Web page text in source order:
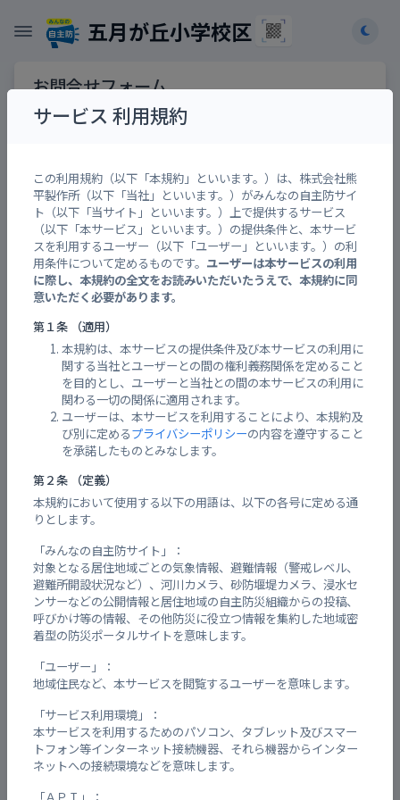
五月が丘小学校区
サービス 利用規約
この利用規約（以下「本規約」といいます。）は、株式会社熊
平製作所（以下「当社」といいます。）がみんなの自主防サイ
ト（以下「当サイト」といいます。）上で提供するサービス
（以下「本サービス」といいます。）の提供条件と、本サービ
スを利用するユーザー（以下「ユーザー」といいます。）の利
用条件について定めるものです。 ユーザーは本サービスの利用
に際し、本規約の全文をお読みいただいたうえで、本規約に同
意いただく必要があります。
第１条 （適用）
本規約は、本サービスの提供条件及び本サービスの利用に
関する当社とユーザーとの間の権利義務関係を定めること
を目的とし、ユーザーと当社との間の本サービスの利用に
関わる一切の関係に適用されます。
ユーザーは、本サービスを利用することにより、本規約及
び別に定めるプライバシーポリシーの内容を遵守すること
を承諾したものとみなします。
第２条 （定義）
本規約において使用する以下の用語は、以下の各号に定める通
りとします。
「みんなの自主防サイト」：
対象となる居住地域ごとの気象情報、避難情報（警戒レベル、
避難所開設状況など）、河川カメラ、砂防堰堤カメラ、浸水セ
ンサーなどの公開情報と居住地域の自主防災組織からの投稿、
呼びかけ等の情報、その他防災に役立つ情報を集約した地域密
着型の防災ポータルサイトを意味します。
「ユーザー」：
地域住民など、本サービスを閲覧するユーザーを意味します。
「サービス利用環境」：
本サービスを利用するためのパソコン、タブレット及びスマー
トフォン等インターネット接続機器、それら機器からインター
ネットへの接続環境などを意味します。
「ＡＰＩ」：
お問合せフォーム
機能の追加リクエスト、企業・団体・自治体との
コラボレーション企画も承ります。
お問合せ内容【必須】
添付ファイル
お名前【必須】
ふりがな【必須】
Email【必須】